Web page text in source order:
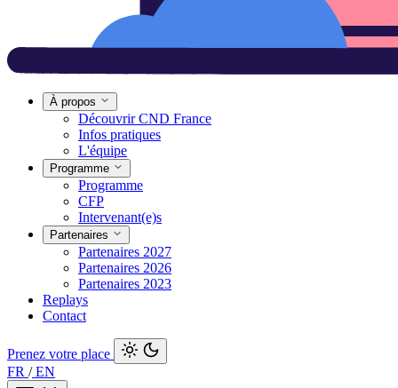
À propos
Découvrir CND France
Infos pratiques
L'équipe
Programme
Programme
CFP
Intervenant(e)s
Partenaires
Partenaires 2027
Partenaires 2026
Partenaires 2023
Replays
Contact
Prenez votre place
FR /EN